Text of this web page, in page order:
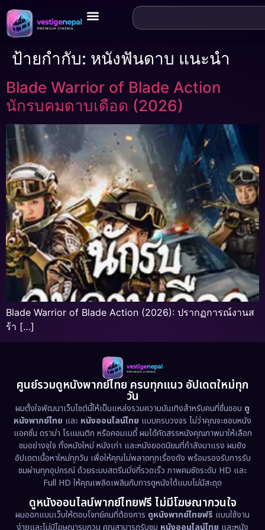
ป้ายกำกับ: หนังฟันดาบ แนะนำ
Blade Warrior of Blade Action
นักรบคมดาบเดือด (2026)
Blade Warrior of Blade Action (2026): ปรากฏการณ์งานส
ร้า […]
ศูนย์รวมดูหนังพากย์ไทย ครบทุกแนว อัปเดตใหม่ทุก
วัน
ผมตั้งใจพัฒนาเว็บไซต์นี้ให้เป็นแหล่งรวมความบันเทิงสำหรับคนที่ชื่นชอบ ดู
หนังพากย์ไทย และ หนังออนไลน์ไทย แบบครบวงจร ไม่ว่าคุณจะชอบหนัง
แอคชั่น ดราม่า โรแมนติก หรือคอมเมดี้ ผมได้คัดสรรหนังคุณภาพมาให้เลือก
ชมอย่างจุใจ ทั้งหนังใหม่ หนังเก่า และหนังยอดนิยมที่กำลังมาแรง ผมยัง
อัปเดตเนื้อหาใหม่ทุกวัน เพื่อให้คุณไม่พลาดทุกเรื่องดัง พร้อมรองรับการรับ
ชมผ่านทุกอุปกรณ์ ด้วยระบบสตรีมมิ่งที่รวดเร็ว ภาพคมชัดระดับ HD และ
Full HD ให้คุณเพลิดเพลินกับการดูหนังได้แบบไม่มีสะดุด
ดูหนังออนไลน์พากย์ไทยฟรี ไม่มีโฆษณากวนใจ
ผมออกแบบเว็บให้ตอบโจทย์คนที่ต้องการ ดูหนังพากย์ไทยฟรี แบบใช้งาน
ง่ายและไม่มีโฆษณารบกวน คุณสามารถรับชม หนังออนไลน์ไทย และหนัง